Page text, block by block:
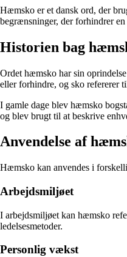
Hæmsko er et dansk ord, der
begrænsninger, der forhindrer
Historien bag
Ordet hæmsko har sin
eller forhindre, og sko refererer
I gamle dage blev hæmsko
og blev brugt til at beskrive
Anvendelse af
Hæmsko kan anvendes i
Arbejdsmiljøet
I arbejdsmiljøet kan hæmsko
ledelsesmetoder.
Personlig vækst